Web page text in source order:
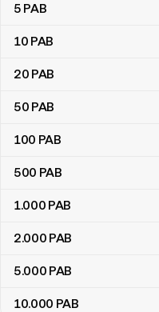
5 PAB
10 PAB
20 PAB
50 PAB
100 PAB
500 PAB
1.000 PAB
2.000 PAB
5.000 PAB
10.000 PAB